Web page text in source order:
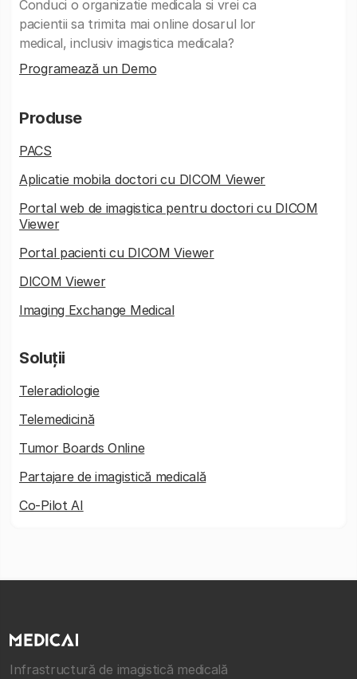
Conduci o organizatie medicala si vrei ca
pacientii sa trimita mai online dosarul lor
medical, inclusiv imagistica medicala?
Programează un Demo
Produse
PACS
Aplicatie mobila doctori cu DICOM Viewer
Portal web de imagistica pentru doctori cu DICOM
Viewer
Portal pacienti cu DICOM Viewer
DICOM Viewer
Imaging Exchange Medical
Soluții
Teleradiologie
Telemedicină
Tumor Boards Online
Partajare de imagistică medicală
Co-Pilot AI
Infrastructură de imagistică medicală